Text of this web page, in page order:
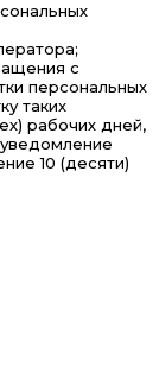
с
персональных
таких
рабочих дней,
10 (десяти)